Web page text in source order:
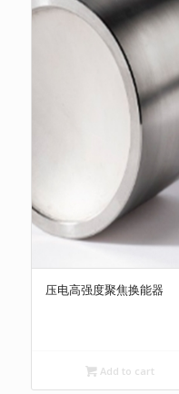
压电高强度聚焦换能器
Add to cart